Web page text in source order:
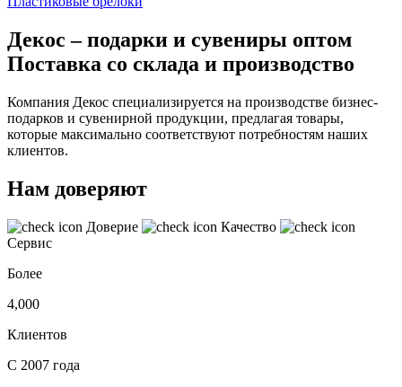
Декос – подарки и сувениры оптом
Поставка со склада и производство
Компания Декос специализируется на производстве бизнес-
подарков и сувенирной продукции, предлагая товары,
которые максимально соответствуют потребностям наших
клиентов.
Нам доверяют
Доверие
Качество
Сервис
Более
4,000
Клиентов
С 2007 года